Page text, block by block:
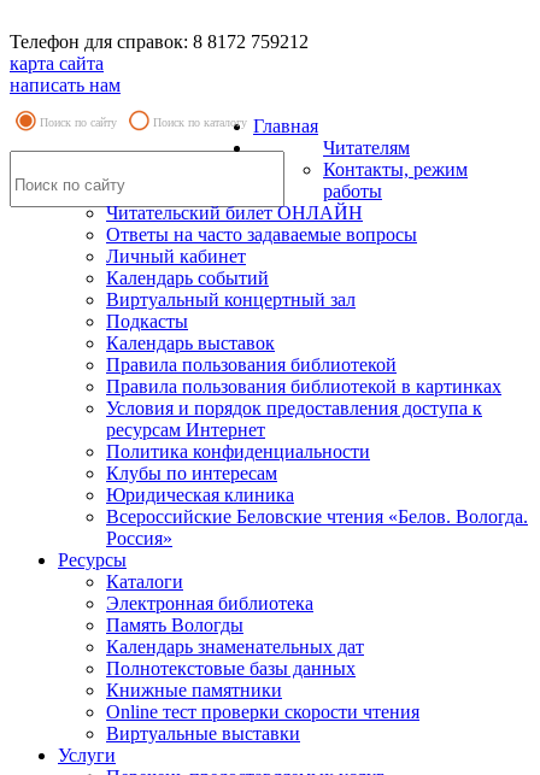
Телефон для справок: 8 8172 759212
карта сайта
написать нам
Поиск по сайту Поиск по каталогу Главная
Читателям
Контакты, режим
работы
Читательский билет ОНЛАЙН
Ответы на часто задаваемые вопросы
Личный кабинет
Календарь событий
Виртуальный концертный зал
Подкасты
Календарь выставок
Правила пользования библиотекой
Правила пользования библиотекой в картинках
Условия и порядок предоставления доступа к
ресурсам Интернет
Политика конфиденциальности
Клубы по интересам
Юридическая клиника
Всероссийские Беловские чтения «Белов. Вологда.
Россия»
Ресурсы
Каталоги
Электронная библиотека
Память Вологды
Календарь знаменательных дат
Полнотекстовые базы данных
Книжные памятники
Online тест проверки скорости чтения
Виртуальные выставки
Услуги